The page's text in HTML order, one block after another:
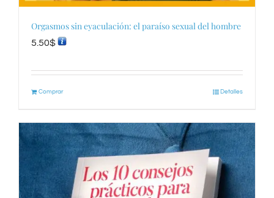
Orgasmos sin eyaculación: el paraíso sexual del hombre
5.50$
Comprar Detalles